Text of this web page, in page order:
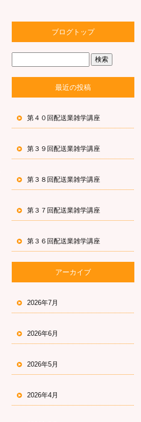
ブログトップ
最近の投稿
第４０回配送業雑学講座
第３９回配送業雑学講座
第３８回配送業雑学講座
第３７回配送業雑学講座
第３６回配送業雑学講座
アーカイブ
2026年7月
2026年6月
2026年5月
2026年4月